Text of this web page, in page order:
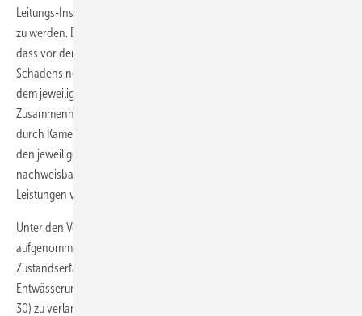
Leitungs-Inspektionen droht die Inanspruchnahme erheblich größer
zu werden. Deshalb unterstrich der Versicherungs-Experte des GDV,
dass vor der Sanierung eine umfassende Dokumentation des
Schadens notwendig ist. Dabei ist auch wichtig, die defekte Stelle mit
dem jeweiligen Gebäude oder Grundstück eindeutig in
Zusammenhang zu bringen, um Missbrauch auszuschließen (z.B.
durch Kamera-Schwenk auf das Gebäude oder Aufzeichnungen mit
den jeweiligen Koordinaten). Wird gar saniert, ­ohne dass die Ursache
nachweisbar ist bzw. der Versicherer kontaktiert wurde, können
Leistungen verweigert werden.
Unter den Versicherungen, die Rohrbrüche in ihre Policen
aufgenommen haben, besteht großes Interesse, künftig
Zustandserfassungen und Dichtheitsnachweise für
Entwässerungssysteme nach einem definierten Verfahren (DIN 1986-
30) zu verlangen.